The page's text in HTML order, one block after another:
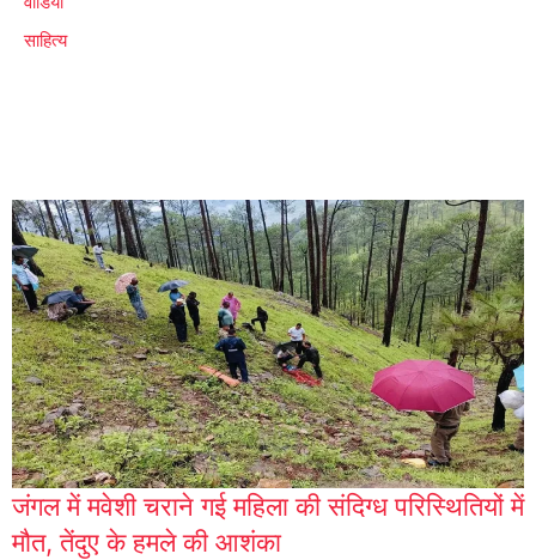
साहित्य
जंगल में मवेशी चराने गई महिला की संदिग्ध परिस्थितियों में
मौत, तेंदुए के हमले की आशंका